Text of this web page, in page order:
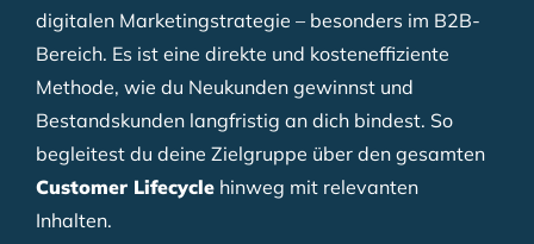
digitalen Marketingstrategie – besonders im B2B-
Bereich. Es ist eine direkte und kosteneffiziente
Methode, wie du Neukunden gewinnst und
Bestandskunden langfristig an dich bindest. So
begleitest du deine Zielgruppe über den gesamten
Customer Lifecycle hinweg mit relevanten
Inhalten.